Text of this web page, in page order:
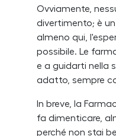
Ovviamente,
divertimento; è
almeno qui,
possibile. Le
e a guidarti nella
adatto, sempre
In breve, la
fa dimenticare,
perché non stai